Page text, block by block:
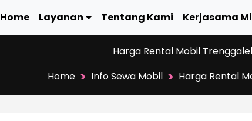
Home Layanan Tentang Kami Kerjasama
Harga Rental Mobil
Home > Info Sewa Mobil > Harga Rental